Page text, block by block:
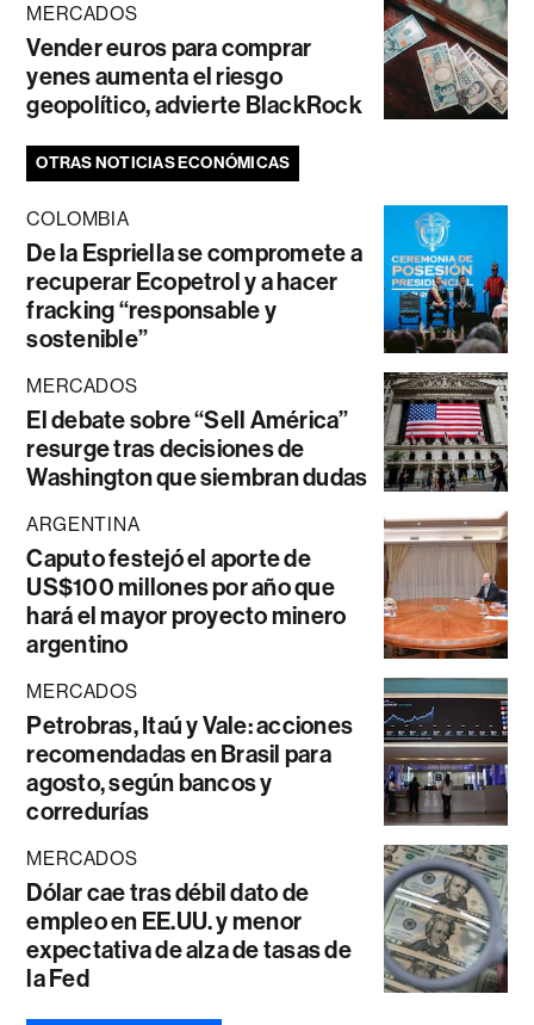
MERCADOS
Vender euros para comprar
yenes aumenta el riesgo
geopolítico, advierte BlackRock
OTRAS NOTICIAS ECONÓMICAS
COLOMBIA
De la Espriella se compromete a
recuperar Ecopetrol y a hacer
fracking “responsable y
sostenible”
MERCADOS
El debate sobre “Sell América”
resurge tras decisiones de
Washington que siembran dudas
ARGENTINA
Caputo festejó el aporte de
US$100 millones por año que
hará el mayor proyecto minero
argentino
MERCADOS
Petrobras, Itaú y Vale: acciones
recomendadas en Brasil para
agosto, según bancos y
corredurías
MERCADOS
Dólar cae tras débil dato de
empleo en EE.UU. y menor
expectativa de alza de tasas de
la Fed